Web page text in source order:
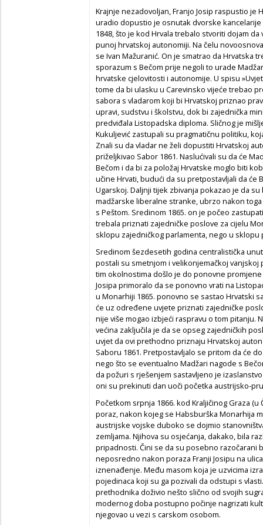
Krajnje nezadovoljan, Franjo Josip raspustio je
uradio dopustio je osnutak dvorske
1848, što je kod Hrvala trebalo stvoriti dojam
punoj hrvatskoj autonomiji. Na čelu
se Ivan Mažuranić. On je smatrao da Hrvatska
sporazum s Bečom prije negoli to urade
hrvatske cjelovitosti i autonomije. U spisu
tome da bi ulasku u Carevinsko vijeće trebao
sabora s vladarom koji bi Hrvatskoj priznao
upravi, sudstvu i školstvu, dok bi zajednička
predviđala Listopadska diploma. Sličnog je
Kukuljević zastupali su pragmatičnu politiku,
Znali su da vladar ne želi dopustiti Hrvatskoj
priželjkivao Sabor 1861. Naslućivali su da će
Bečom i da bi za položaj Hrvatske moglo biti
učine Hrvati, budući da su pretpostavljali da
Ugarskoj. Daljnji tijek zbivanja pokazao je da
madžarske liberalne stranke, ubrzo nakon
s Peštom. Sredinom 1865. on je počeo
trebala priznati zajedničke poslove za cijelu
sklopu zajedničkog parlamenta, nego u
Sredinom šezdesetih godina centralistička
postali su smetnjom i velikonjemačkoj
tim okolnostima došlo je do ponovne promjene
Josipa primoralo da se ponovno vrati na
u Monarhiji 1865. ponovno se sastao Hrvatski
će uz određene uvjete priznati zajedničke
nije više mogao izbjeći raspravu o tom pitanju.
većina zaključila je da se opseg zajedničkih
uvjet da ovi prethodno priznaju Hrvatskoj
Saboru 1861. Pretpostavljalo se pritom da će
nego što se eventualno Madžari nagode s
da požuri s rješenjem sastavljeno je
oni su prekinuti dan uoči početka austrijsko-
Početkom srpnja 1866. kod Kraljičinog Graza
poraz, nakon kojeg se Habsburška Monarhija
austrijske vojske duboko se dojmio
zemljama. Njihova su osjećanja, dakako, bila
pripadnosti. Čini se da su posebno razočarani
neposredno nakon poraza Franji Josipu na
iznenađenje. Među masom koja je uzvicima
pojedinaca koji su ga pozivali da odstupi s
prethodnika doživio nešto slično od svojih
modernog doba postupno počinje nagrizati
njegovao u vezi s carskom osobom.